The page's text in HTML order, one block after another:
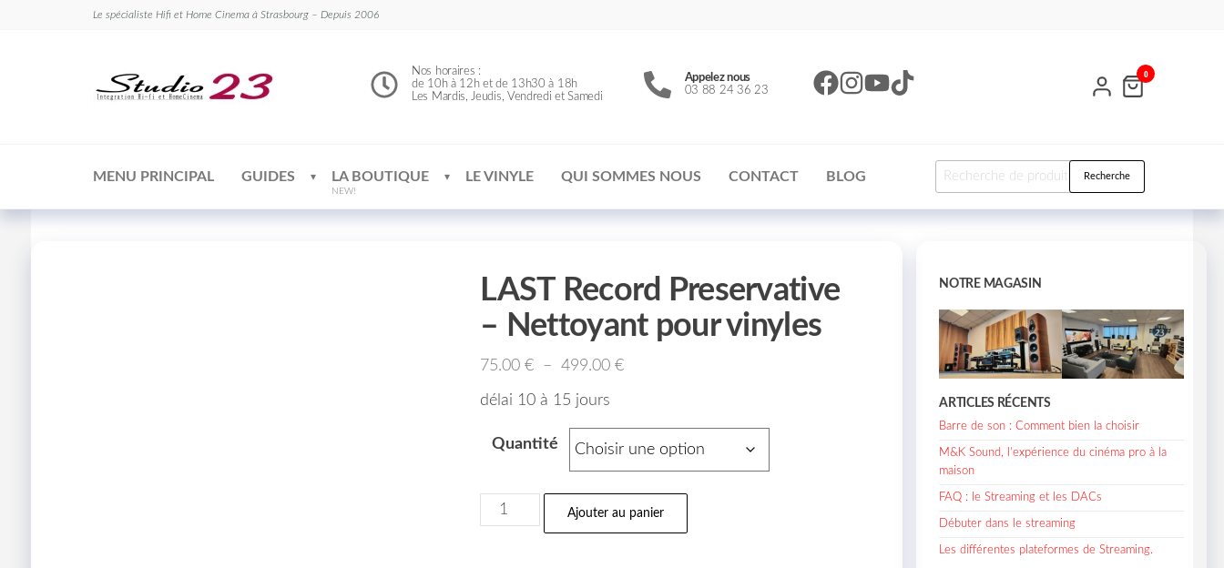
Le spécialiste Hifi et Home Cinema à Strasbourg – Depuis 2006
Nos horaires :
de 10h à 12h et de 13h30 à 18h
Les Mardis, Jeudis, Vendredi et Samedi
Appelez nous
03 88 24 36 23
0
MENU PRINCIPAL GUIDES LA BOUTIQUE
NEW!
LE VINYLE QUI SOMMES NOUS CONTACT BLOG Recherche
LAST Record Preservative
– Nettoyant pour vinyles
75.00€ – 499.00€
délai 10 à 15 jours
Quantité
Ajouter au panier
NOTRE MAGASIN
ARTICLES RÉCENTS
Barre de son : Comment bien la choisir
M&K Sound, l’expérience du cinéma pro à la
maison
FAQ : le Streaming et les DACs
Débuter dans le streaming
Les différentes plateformes de Streaming.